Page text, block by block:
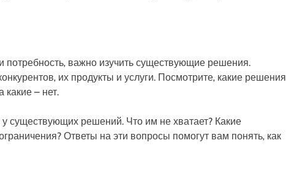
потребность‚ важно изучить существующие решения.
их продукты и услуги. Посмотрите‚ какие решения
какие – нет.
у существующих решений. Что им не хватает? Какие
Ответы на эти вопросы помогут вам понять‚ как